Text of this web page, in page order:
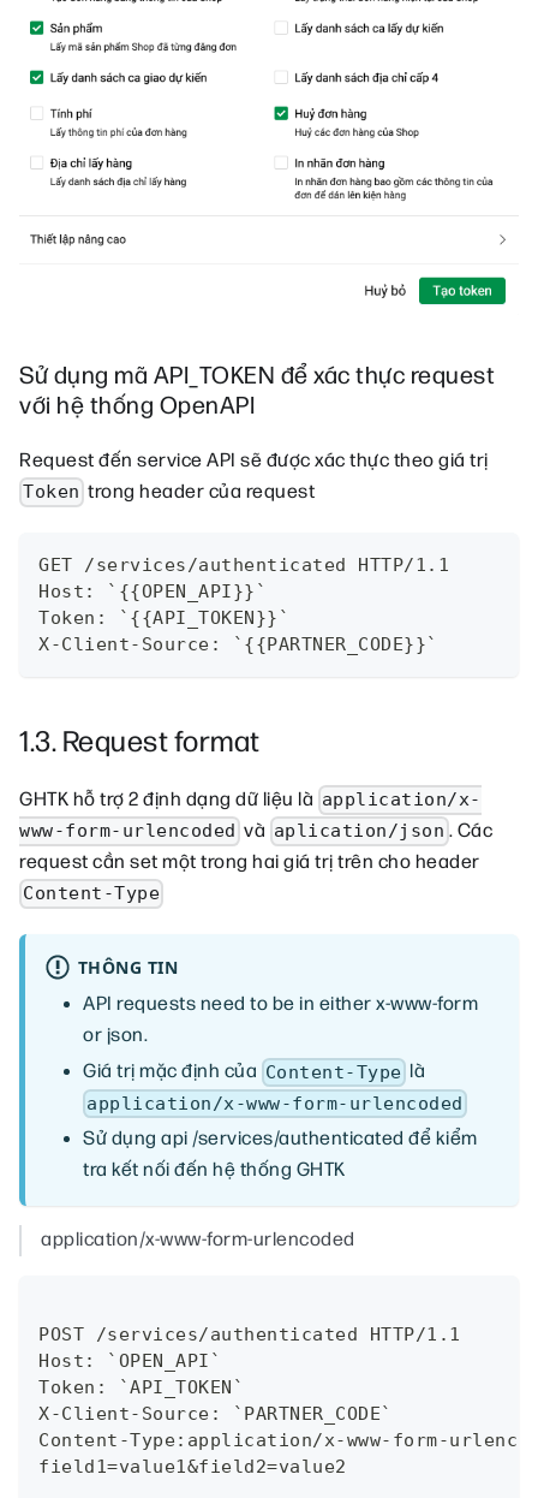
Sử dụng mã API_TOKEN để xác thực request
với hệ thống OpenAPI
Request đến service API sẽ được xác thực theo giá trị
Token trong header của request
GET /services/authenticated HTTP/1.1
Host: `{{OPEN_API}}`
Token: `{{API_TOKEN}}`
X-Client-Source: `{{PARTNER_CODE}}`
1.3. Request format
GHTK hỗ trợ 2 định dạng dữ liệu là application/x-
www-form-urlencoded và aplication/json . Các
request cần set một trong hai giá trị trên cho header
Content-Type
THÔNG TIN
API requests need to be in either x-www-form
or json.
Giá trị mặc định của Content-Type là
application/x-www-form-urlencoded
Sử dụng api /services/authenticated để kiểm
tra kết nối đến hệ thống GHTK
application/x-www-form-urlencoded
POST /services/authenticated HTTP/1.1
Host: `OPEN_API`
Token: `API_TOKEN`
X-Client-Source: `PARTNER_CODE`
Content-Type:application/x-www-form-
field1=value1&field2=value2